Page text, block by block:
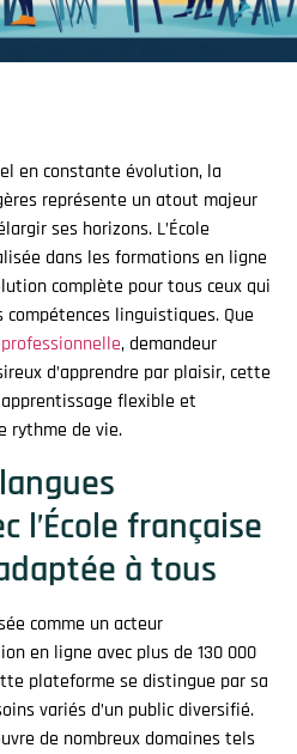
en constante évolution, la
représente un atout majeur
ses horizons. L’École
dans les formations en ligne
complète pour tous ceux qui
linguistiques. Que
, demandeur
d’apprendre par plaisir, cette
flexible et
rythme de vie.
l’École française
à tous
comme un acteur
en ligne avec plus de 130 000
plateforme se distingue par sa
variés d’un public diversifié.
de nombreux domaines tels